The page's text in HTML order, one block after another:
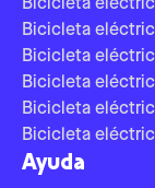
Bicicleta
Bicicleta
Bicicleta
Bicicleta
Bicicleta
Bicicleta
Ayuda